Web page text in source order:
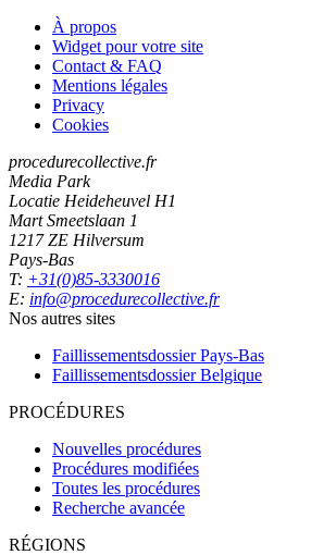
À propos
Widget pour votre site
Contact & FAQ
Mentions légales
Privacy
Cookies
procedurecollective.fr
Media Park
Locatie Heideheuvel H1
Mart Smeetslaan 1
1217 ZE Hilversum
Pays-Bas
T: +31(0)85-3330016
E: info@procedurecollective.fr
Nos autres sites
Faillissementsdossier Pays-Bas
Faillissementsdossier Belgique
PROCÉDURES
Nouvelles procédures
Procédures modifiées
Toutes les procédures
Recherche avancée
RÉGIONS